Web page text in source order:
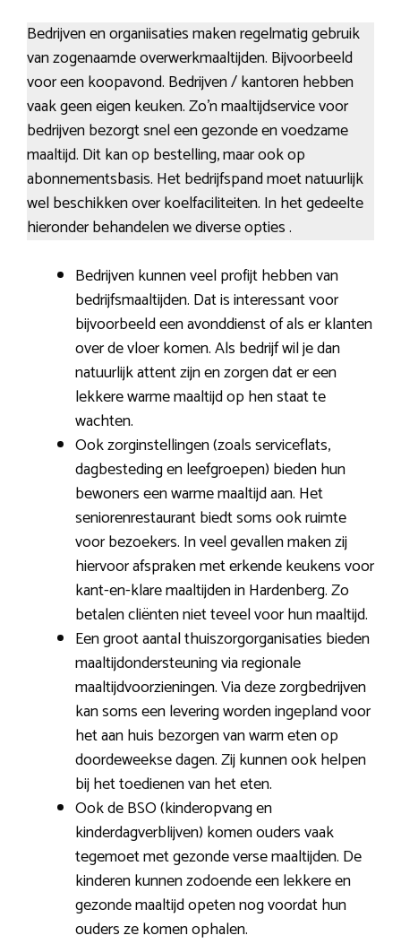
Bedrijven en organiisaties maken regelmatig gebruik
van zogenaamde overwerkmaaltijden. Bijvoorbeeld
voor een koopavond. Bedrijven / kantoren hebben
vaak geen eigen keuken. Zo’n maaltijdservice voor
bedrijven bezorgt snel een gezonde en voedzame
maaltijd. Dit kan op bestelling, maar ook op
abonnementsbasis. Het bedrijfspand moet natuurlijk
wel beschikken over koelfaciliteiten. In het gedeelte
hieronder behandelen we diverse opties .
Bedrijven kunnen veel profijt hebben van
bedrijfsmaaltijden. Dat is interessant voor
bijvoorbeeld een avonddienst of als er klanten
over de vloer komen. Als bedrijf wil je dan
natuurlijk attent zijn en zorgen dat er een
lekkere warme maaltijd op hen staat te
wachten.
Ook zorginstellingen (zoals serviceflats,
dagbesteding en leefgroepen) bieden hun
bewoners een warme maaltijd aan. Het
seniorenrestaurant biedt soms ook ruimte
voor bezoekers. In veel gevallen maken zij
hiervoor afspraken met erkende keukens voor
kant-en-klare maaltijden in Hardenberg. Zo
betalen cliënten niet teveel voor hun maaltijd.
Een groot aantal thuiszorgorganisaties bieden
maaltijdondersteuning via regionale
maaltijdvoorzieningen. Via deze zorgbedrijven
kan soms een levering worden ingepland voor
het aan huis bezorgen van warm eten op
doordeweekse dagen. Zij kunnen ook helpen
bij het toedienen van het eten.
Ook de BSO (kinderopvang en
kinderdagverblijven) komen ouders vaak
tegemoet met gezonde verse maaltijden. De
kinderen kunnen zodoende een lekkere en
gezonde maaltijd opeten nog voordat hun
ouders ze komen ophalen.